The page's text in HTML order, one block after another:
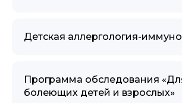
Детская аллергология-
Программа обследования
болеющих детей и взрослых»